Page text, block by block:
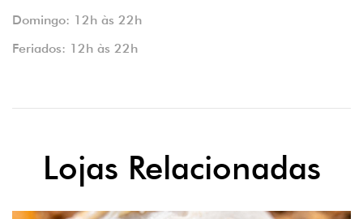
Domingo: 12h às 22h
Feriados: 12h às 22h
Lojas Relacionadas